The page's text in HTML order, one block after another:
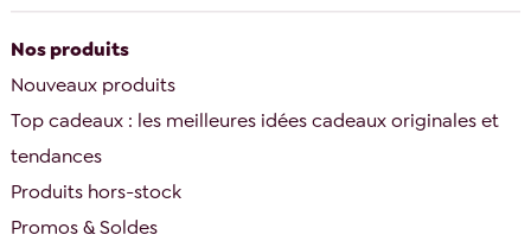
Nos produits
Nouveaux produits
Top cadeaux : les meilleures idées cadeaux originales et
tendances
Produits hors-stock
Promos & Soldes